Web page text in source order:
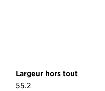
Largeur hors tout
55.2